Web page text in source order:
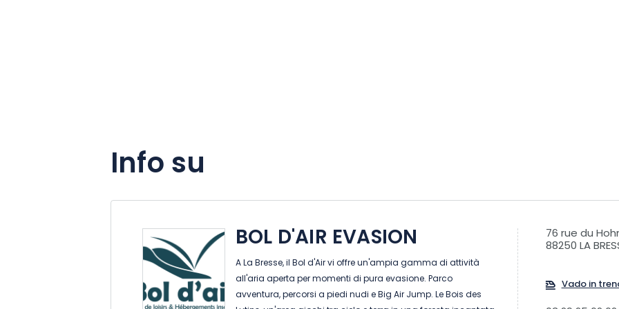
Info su
BOL D'AIR EVASION
A La Bresse, il Bol d'Air vi offre un'ampia gamma di attività
all'aria aperta per momenti di pura evasione. Parco
avventura, percorsi a piedi nudi e Big Air Jump. Le Bois des
76 rue du
88250 LA
Vado in